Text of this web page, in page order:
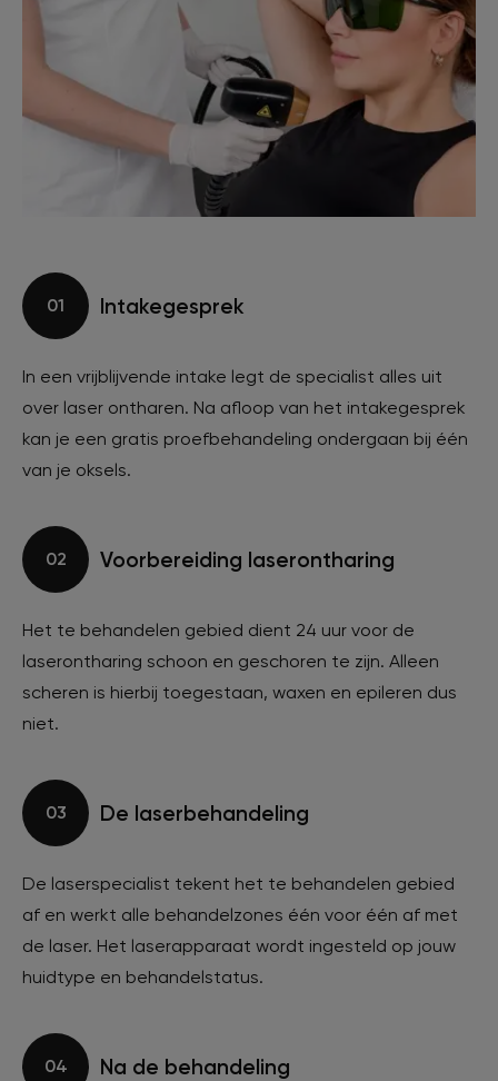
01 Intakegesprek
In een vrijblijvende intake legt de specialist alles uit
over laser ontharen. Na afloop van het intakegesprek
kan je een gratis proefbehandeling ondergaan bij één
van je oksels.
02 Voorbereiding laserontharing
Het te behandelen gebied dient 24 uur voor de
laserontharing schoon en geschoren te zijn. Alleen
scheren is hierbij toegestaan, waxen en epileren dus
niet.
03 De laserbehandeling
De laserspecialist tekent het te behandelen gebied
af en werkt alle behandelzones één voor één af met
de laser. Het laserapparaat wordt ingesteld op jouw
huidtype en behandelstatus.
04 Na de behandeling